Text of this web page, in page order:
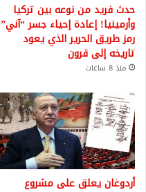
حدث فريد من نوعه بين تركيا
وأرمينيا! إعادة إحياء جسر “آني”
رمز طريق الحرير الذي يعود
تاريخه إلى قرون
منذ 8 ساعات
أردوغان يعلق على مشروع